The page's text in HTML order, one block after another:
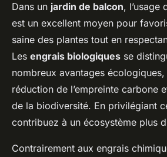
Dans un jardin de balcon, l’usage
est un excellent moyen pour
saine des plantes tout en
Les engrais biologiques se
nombreux avantages
réduction de l’empreinte carbone
de la biodiversité. En privilégiant
contribuez à un écosystème plus
Contrairement aux engrais